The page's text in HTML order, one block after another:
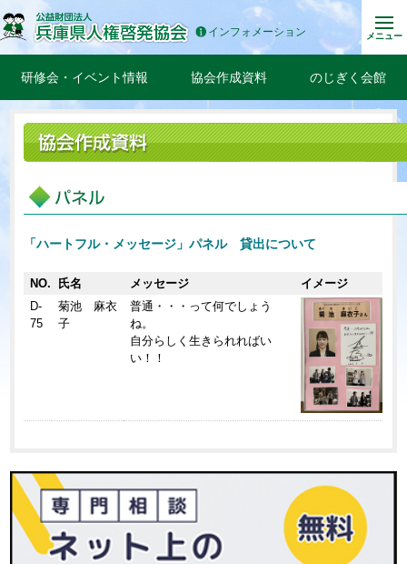
インフォメーション メニュー
研修会・イベント情報 協会作成資料 のじぎく会館
「ハートフル・メッセージ」パネル 貸出について
NO. 氏名 メッセージ
イメージ
D-
75
菊池 麻衣
子
普通・・・って何でしょう
ね。
自分らしく生きられればい
い！！